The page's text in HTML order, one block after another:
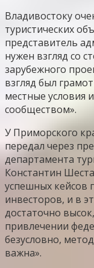
Владивостоку
туристических
представитель
нужен взгляд со
зарубежного
взгляд был
местные условия
сообществом».
У Приморского
передал через
департамента
Константин
успешных кейсов
инвесторов, и в
достаточно
привлечении
безусловно,
важна».